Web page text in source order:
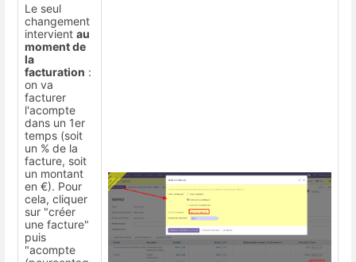
Le seul
changement
intervient au
moment de
la
facturation :
on va
facturer
l'acompte
dans un 1er
temps (soit
un % de la
facture, soit
un montant
en €). Pour
cela, cliquer
sur "créer
une facture"
puis
"acompte